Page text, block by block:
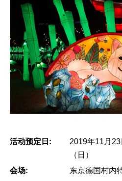
活动预定日:
2019年11月
（日）
会场:
东京德国村内